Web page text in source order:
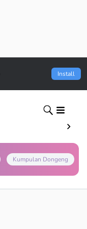
Install
Kumpulan Dongeng